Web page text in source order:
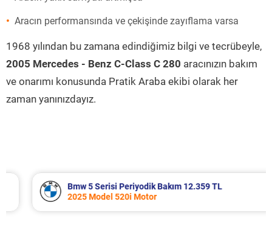
Aracın performansında ve çekişinde zayıflama varsa
1968 yılından bu zamana edindiğimiz bilgi ve tecrübeyle,
2005 Mercedes - Benz C-Class C 280 aracınızın bakım
ve onarımı konusunda Pratik Araba ekibi olarak her
zaman yanınızdayız.
Bmw 5 Serisi Periyodik Bakım 12.359 TL
2025 Model 520i Motor